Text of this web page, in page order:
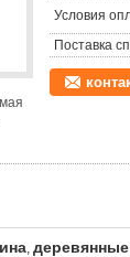
Условия
Поставка
,